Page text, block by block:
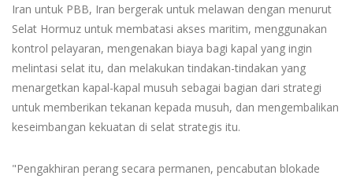
Iran untuk PBB, Iran bergerak untuk melawan dengan menurut
Selat Hormuz untuk membatasi akses maritim, menggunakan
kontrol pelayaran, mengenakan biaya bagi kapal yang ingin
melintasi selat itu, dan melakukan tindakan-tindakan yang
menargetkan kapal-kapal musuh sebagai bagian dari strategi
untuk memberikan tekanan kepada musuh, dan mengembalikan
keseimbangan kekuatan di selat strategis itu.
"Pengakhiran perang secara permanen, pencabutan blokade